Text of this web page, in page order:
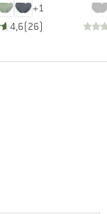
+1
4,6(26)